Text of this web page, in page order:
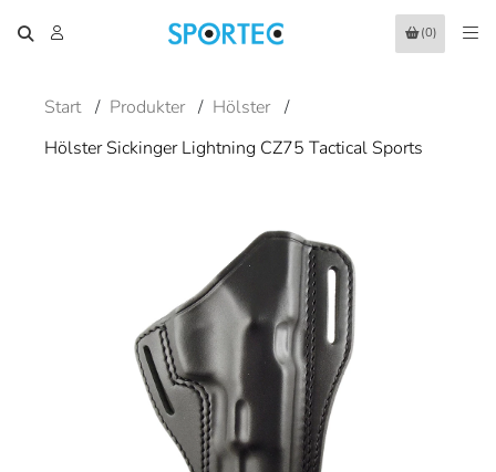
(0)
Start / Produkter / Hölster /
Hölster Sickinger Lightning CZ75 Tactical Sports